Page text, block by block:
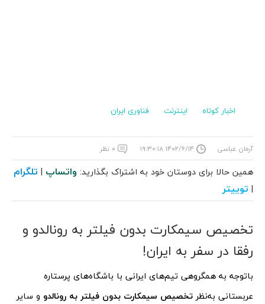
اخبار کوتاه اینترنت فناوری ایران
آرمان عباسی ۱۴۰۲/۶/۱۴ ۱۹:۳۰:۱۸ ۰ نظر
همین حالا برای دوستان خود به اشتراک بگذارید: واتساپ | تلگرام
| توییتر
تخصیص سیمکارت بدون فیلتر به رونالدو و
رفقا در سفر به ایران!
باتوجه به همگروهی تیم‌های ایرانی با باشگاه‌های پرستاره
عربستانی به‌نظر تخصیص سیمکارت بدون فیلتر به رونالدو و سایر